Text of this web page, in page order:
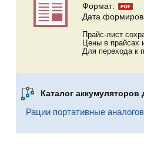
Формат:
Дата
Прайс-лист
Цены в прайсах
Для перехода к
Каталог
Рации портативные